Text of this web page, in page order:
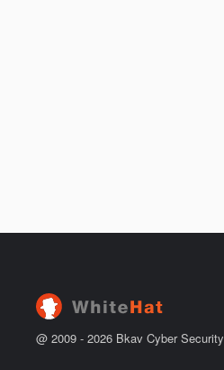
@ 2009 - 2026 Bkav Cyber Security